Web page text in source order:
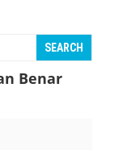
Benar